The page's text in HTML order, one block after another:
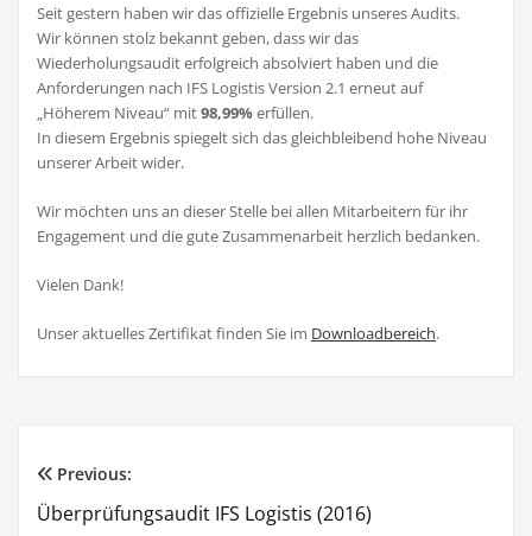
Seit gestern haben wir das offizielle Ergebnis unseres Audits.
Wir können stolz bekannt geben, dass wir das
Wiederholungsaudit erfolgreich absolviert haben und die
Anforderungen nach IFS Logistis Version 2.1 erneut auf
„Höherem Niveau“ mit98,99%erfüllen.
In diesem Ergebnis spiegelt sich das gleichbleibend hohe Niveau
unserer Arbeit wider.
Wir möchten uns an dieser Stelle bei allen Mitarbeitern für ihr
Engagement und die gute Zusammenarbeit herzlich bedanken.
Vielen Dank!
Unser aktuelles Zertifikat finden Sie im Downloadbereich.
Beitragsnavigation
Previous:
Überprüfungsaudit IFS Logistis (2016)